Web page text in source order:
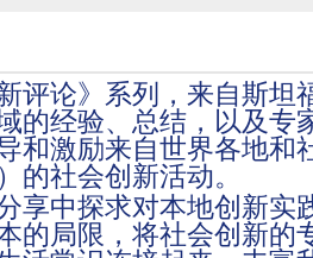
评论》系列，来自斯
的经验、总结，以及专
和激励来自世界各地和
的社会创新活动。
享中探求对本地创新实
的局限，将社会创新的